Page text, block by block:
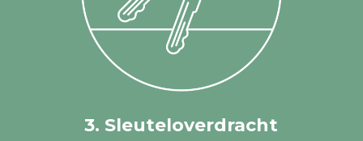
3. Sleuteloverdracht